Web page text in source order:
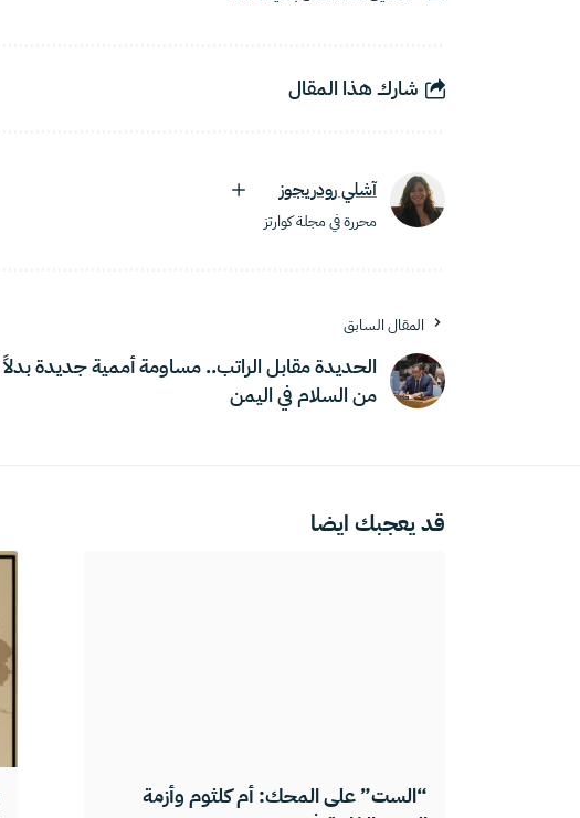
شارك هذا المقال
آشلي رودريجوز
محررة في مجلة كوارتز
المقال السابق
الحديدة مقابل الراتب.. مساومة أممية جديدة بدلاً
من السلام في اليمن
قد يعجبك ايضا
“الست” على المحك: أم كلثوم وأزمة